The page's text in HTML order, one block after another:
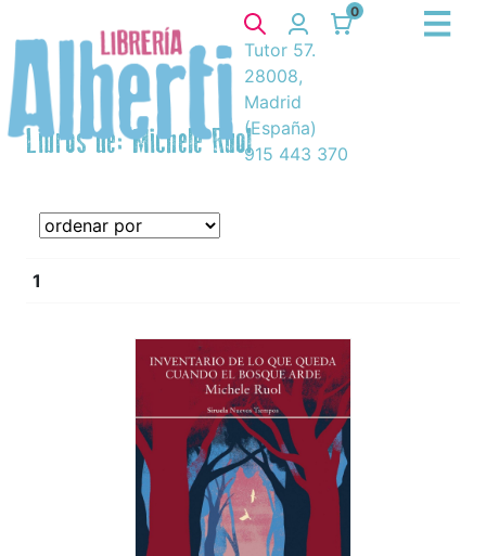
0
Tutor 57.
28008,
Madrid
(España)
915 443 370
Libros de: Michele Ruol
1